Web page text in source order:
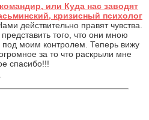
или Куда нас заводят
кризисный психолог
действительно правят чувства.
того, что они мною
под моим контролем. Теперь вижу
за то что раскрыли мне
спасибо!!!